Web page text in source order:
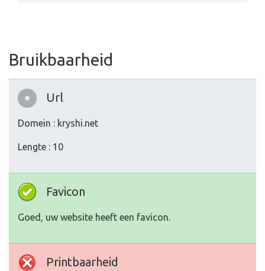
Bruikbaarheid
Url
Domein : kryshi.net
Lengte : 10
Favicon
Goed, uw website heeft een favicon.
Printbaarheid